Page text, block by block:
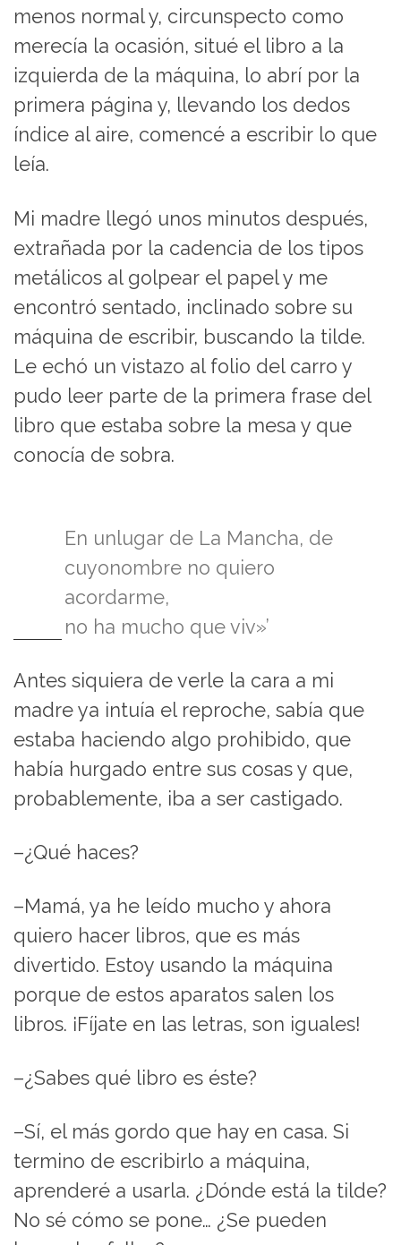
menos normal y, circunspecto como
merecía la ocasión, situé el libro a la
izquierda de la máquina, lo abrí por la
primera página y, llevando los dedos
índice al aire, comencé a escribir lo que
leía.
Mi madre llegó unos minutos después,
extrañada por la cadencia de los tipos
metálicos al golpear el papel y me
encontró sentado, inclinado sobre su
máquina de escribir, buscando la tilde.
Le echó un vistazo al folio del carro y
pudo leer parte de la primera frase del
libro que estaba sobre la mesa y que
conocía de sobra.
En unlugar de La Mancha, de
cuyonombre no quiero
acordarme,
no ha mucho que viv»’
Antes siquiera de verle la cara a mi
madre ya intuía el reproche, sabía que
estaba haciendo algo prohibido, que
había hurgado entre sus cosas y que,
probablemente, iba a ser castigado.
–¿Qué haces?
–Mamá, ya he leído mucho y ahora
quiero hacer libros, que es más
divertido. Estoy usando la máquina
porque de estos aparatos salen los
libros. ¡Fíjate en las letras, son iguales!
–¿Sabes qué libro es éste?
–Sí, el más gordo que hay en casa. Si
termino de escribirlo a máquina,
aprenderé a usarla. ¿Dónde está la tilde?
No sé cómo se pone… ¿Se pueden